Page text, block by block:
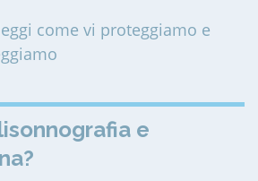
come vi proteggiamo e
e